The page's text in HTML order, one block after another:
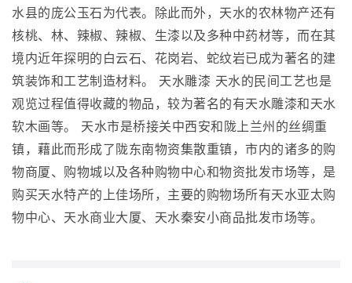
水县的庞公玉石为代表。除此而外，天水的农林物产还有
核桃、林、辣椒、辣椒、生漆以及多种中药材等，而在其
境内近年探明的白云石、花岗岩、蛇纹岩已成为著名的建
筑装饰和工艺制造材料。 天水雕漆 天水的民间工艺也是
观览过程值得收藏的物品，较为著名的有天水雕漆和天水
软木画等。 天水市是桥接关中西安和陇上兰州的丝绸重
镇，藉此而形成了陇东南物资集散重镇，市内的诸多的购
物商厦、购物城以及各种购物中心和物资批发市场等，是
购买天水特产的上佳场所，主要的购物场所有天水亚太购
物中心、天水商业大厦、天水秦安小商品批发市场等。